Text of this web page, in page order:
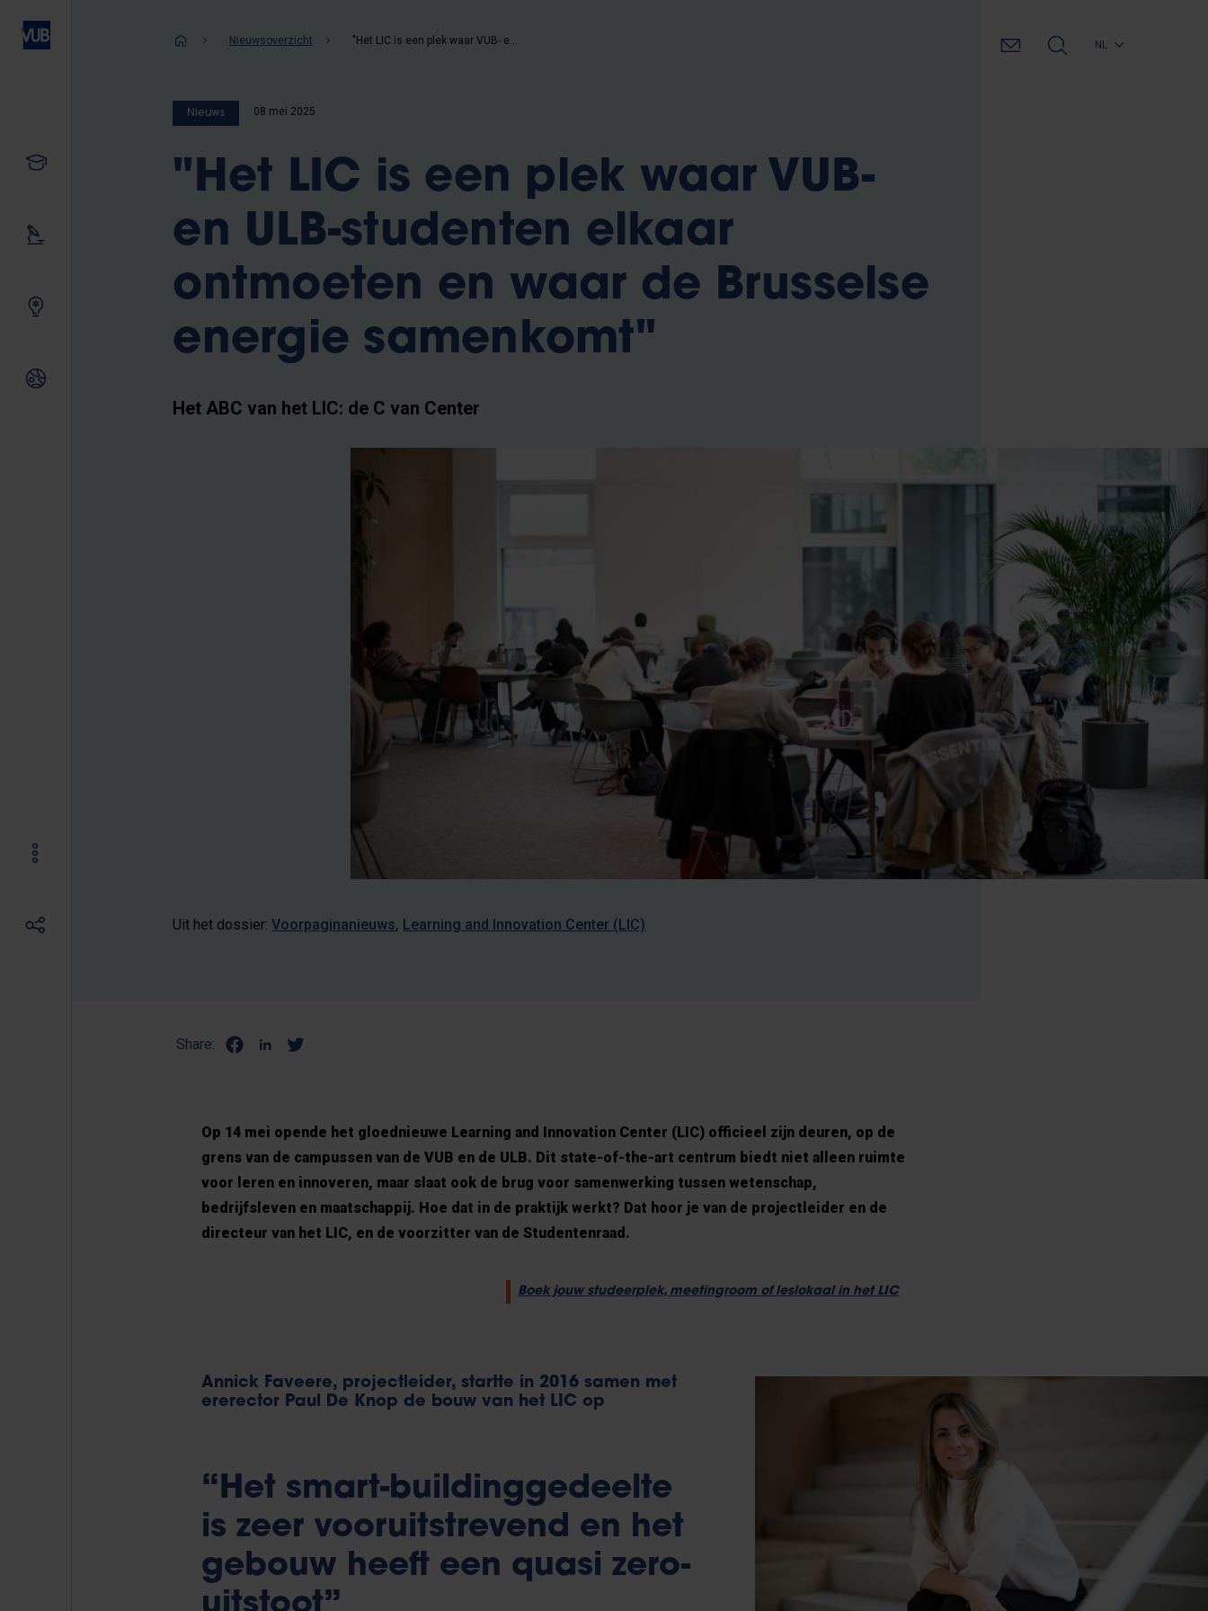
Ons onderzoek
Kruimelpad
Nieuwsoverzicht NL
Nieuws 08 mei 2025
"Het LIC is een plek waar VUB-
en ULB-studenten elkaar
ontmoeten en waar de Brusselse
energie samenkomt"
Het ABC van het LIC: de C van Center
Uit het dossier: Voorpaginanieuws Learning and Innovation Center (LIC)
Share:
Op 14 mei opende het gloednieuwe Learning and Innovation Center (LIC) officieel zijn deuren, op de
grens van de campussen van de VUB en de ULB. Dit state-of-the-art centrum biedt niet alleen ruimte
voor leren en innoveren, maar slaat ook de brug voor samenwerking tussen wetenschap,
bedrijfsleven en maatschappij. Hoe dat in de praktijk werkt? Dat hoor je van de projectleider en de
directeur van het LIC, en de voorzitter van de Studentenraad.
Boek jouw studeerplek, meetingroom of leslokaal in het LIC
Annick Faveere, projectleider, startte in 2016 samen met
ererector Paul De Knop de bouw van het LIC op
“Het smart-buildinggedeelte
is zeer vooruitstrevend en het
gebouw heeft een quasi zero-